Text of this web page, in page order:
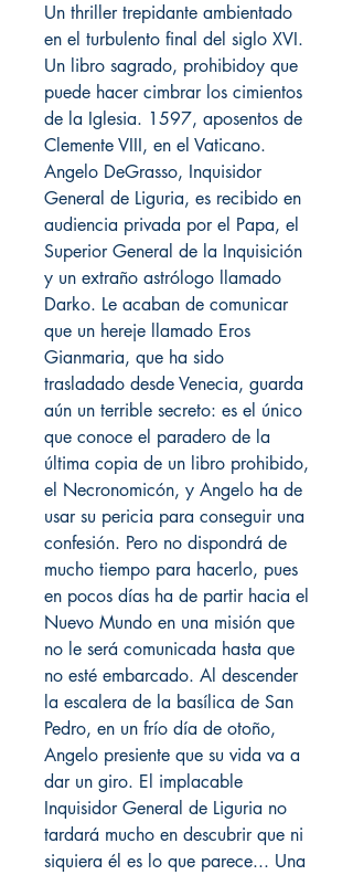
Un thriller trepidante ambientado
en el turbulento final del siglo XVI.
Un libro sagrado, prohibidoy que
puede hacer cimbrar los cimientos
de la Iglesia. 1597, aposentos de
Clemente VIII, en el Vaticano.
Angelo DeGrasso, Inquisidor
General de Liguria, es recibido en
audiencia privada por el Papa, el
Superior General de la Inquisición
y un extraño astrólogo llamado
Darko. Le acaban de comunicar
que un hereje llamado Eros
Gianmaria, que ha sido
trasladado desde Venecia, guarda
aún un terrible secreto: es el único
que conoce el paradero de la
última copia de un libro prohibido,
el Necronomicón, y Angelo ha de
usar su pericia para conseguir una
confesión. Pero no dispondrá de
mucho tiempo para hacerlo, pues
en pocos días ha de partir hacia el
Nuevo Mundo en una misión que
no le será comunicada hasta que
no esté embarcado. Al descender
la escalera de la basílica de San
Pedro, en un frío día de otoño,
Angelo presiente que su vida va a
dar un giro. El implacable
Inquisidor General de Liguria no
tardará mucho en descubrir que ni
siquiera él es lo que parece... Una